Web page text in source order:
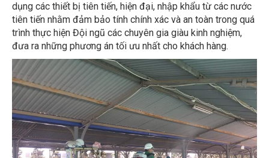
dụng các thiết bị tiên tiến, hiện đại, nhập khẩu từ các nước
tiên tiến nhằm đảm bảo tính chính xác và an toàn trong quá
trình thực hiện Đội ngũ các chuyên gia giàu kinh nghiệm,
đưa ra những phương án tối ưu nhất cho khách hàng.